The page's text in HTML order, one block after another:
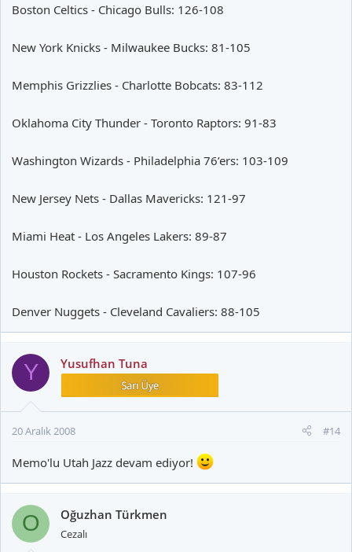
Boston Celtics - Chicago Bulls: 126-108
New York Knicks - Milwaukee Bucks: 81-105
Memphis Grizzlies - Charlotte Bobcats: 83-112
Oklahoma City Thunder - Toronto Raptors: 91-83
Washington Wizards - Philadelphia 76’ers: 103-109
New Jersey Nets - Dallas Mavericks: 121-97
Miami Heat - Los Angeles Lakers: 89-87
Houston Rockets - Sacramento Kings: 107-96
Denver Nuggets - Cleveland Cavaliers: 88-105
Y Yusufhan Tuna
20 Aralık 2008 #14
Memo'lu Utah Jazz devam ediyor!
O Oğuzhan Türkmen
Cezalı